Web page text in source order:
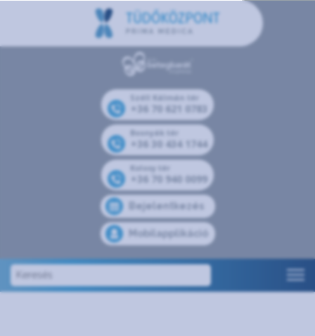
Széll Kálmán tér
+36 70 621 0783
Bosnyák tér
+36 30 434 1744
Kolosy tér
+36 70 940 0099
Bejelentkezés
Mobilapplikáció